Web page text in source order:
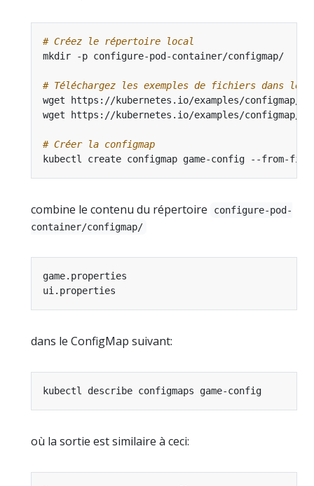
# Créez le répertoire local
# Téléchargez les exemples de fichiers dans le
# Créer la configmap
kubectl create configmap game-config --from-file
combine le contenu du répertoire
configure-pod-
container/configmap/
dans le ConfigMap suivant:
où la sortie est similaire à ceci: